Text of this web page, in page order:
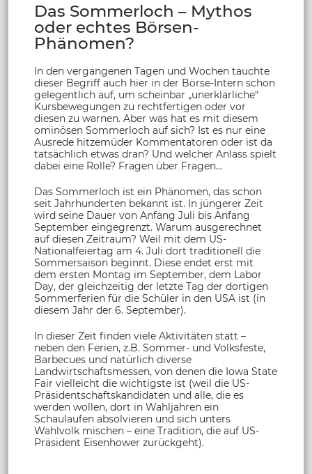
Das Sommerloch – Mythos
oder echtes Börsen-
Phänomen?
In den vergangenen Tagen und Wochen tauchte
dieser Begriff auch hier in der Börse-Intern schon
gelegentlich auf, um scheinbar „unerklärliche“
Kursbewegungen zu rechtfertigen oder vor
diesen zu warnen. Aber was hat es mit diesem
ominösen Sommerloch auf sich? Ist es nur eine
Ausrede hitzemüder Kommentatoren oder ist da
tatsächlich etwas dran? Und welcher Anlass spielt
dabei eine Rolle? Fragen über Fragen…
Das Sommerloch ist ein Phänomen, das schon
seit Jahrhunderten bekannt ist. In jüngerer Zeit
wird seine Dauer von Anfang Juli bis Anfang
September eingegrenzt. Warum ausgerechnet
auf diesen Zeitraum? Weil mit dem US-
Nationalfeiertag am 4. Juli dort traditionell die
Sommersaison beginnt. Diese endet erst mit
dem ersten Montag im September, dem Labor
Day, der gleichzeitig der letzte Tag der dortigen
Sommerferien für die Schüler in den USA ist (in
diesem Jahr der 6. September).
In dieser Zeit finden viele Aktivitäten statt –
neben den Ferien, z.B. Sommer- und Volksfeste,
Barbecues und natürlich diverse
Landwirtschaftsmessen, von denen die Iowa State
Fair vielleicht die wichtigste ist (weil die US-
Präsidentschaftskandidaten und alle, die es
werden wollen, dort in Wahljahren ein
Schaulaufen absolvieren und sich unters
Wahlvolk mischen – eine Tradition, die auf US-
Präsident Eisenhower zurückgeht).